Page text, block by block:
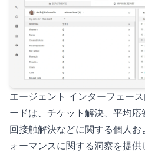
エージェント インターフェー
ードは、チケット解決、平均
回接触解決などに関する個人
ォーマンスに関する洞察を提供